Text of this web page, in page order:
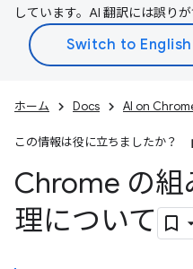
しています。AI 翻訳には誤り
ホーム Docs AI on
この情報は役に立ちましたか？
Chrome の
理について